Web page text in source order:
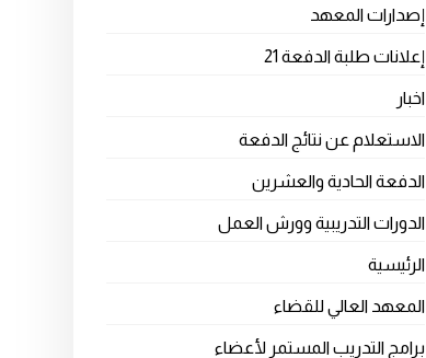
إصدارات المعهد
إعلانات طلبة الدفعة 21
اخبار
الاستعلام عن نتائج الدفعة
الدفعة الحادية والعشرين
الدورات التدريبية وورش العمل
الرئيسية
المعهد العالي للقضاء
برامج التدريب المستمر لأعضاء